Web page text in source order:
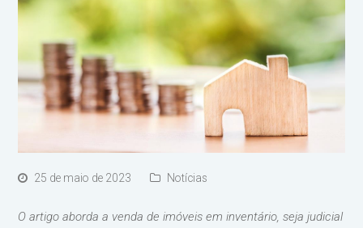
25 de maio de 2023 Notícias
O artigo aborda a venda de imóveis em inventário, seja judicial